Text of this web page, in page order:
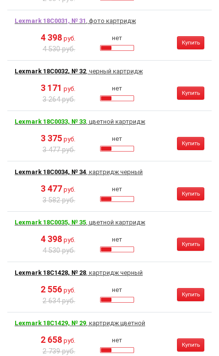
Lexmark 18C0031, № 31, фото картридж
4 398 руб.
4 530 руб.
нет
Купить
Lexmark 18C0032, № 32, черный картридж
3 171 руб.
3 264 руб.
нет
Купить
Lexmark 18C0033, № 33, цветной картридж
3 375 руб.
3 477 руб.
нет
Купить
Lexmark 18C0034, № 34, картридж черный
3 477 руб.
3 582 руб.
нет
Купить
Lexmark 18C0035, № 35, цветной картридж
4 398 руб.
4 530 руб.
нет
Купить
Lexmark 18C1428, № 28, картридж черный
2 556 руб.
2 634 руб.
нет
Купить
Lexmark 18C1429, № 29, картридж цветной
2 658 руб.
2 739 руб.
нет
Купить